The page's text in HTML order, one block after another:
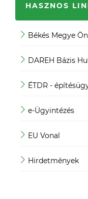
HASZNOS
Békés Megye
DAREH Bázis
ÉTDR -
e-Ügyintézés
EU Vonal
Hirdetmények